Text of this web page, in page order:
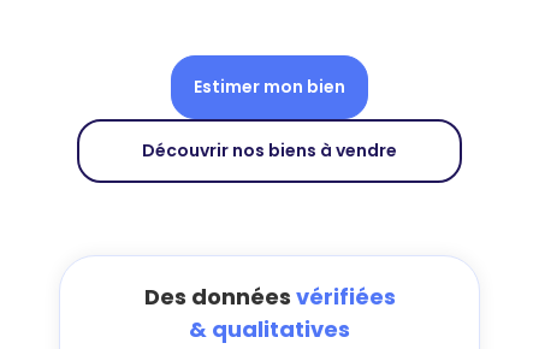
Estimer mon bien
Découvrir nos biens à vendre
Des données vérifiées
& qualitatives